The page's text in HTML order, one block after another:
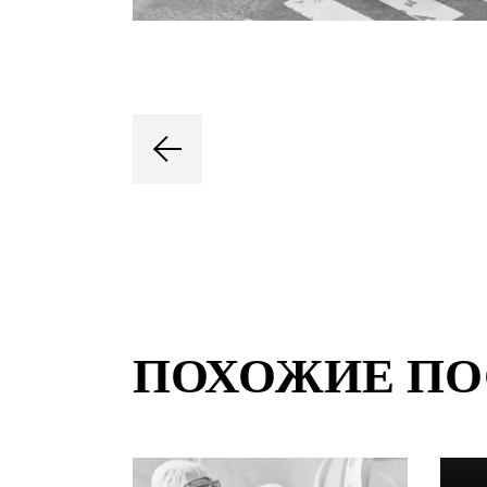
ПОХОЖИЕ